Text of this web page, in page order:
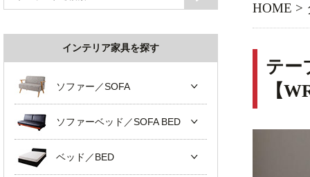
HOME >
テー
【
インテリア家具を探す
ソファー／SOFA
ソファーベッド／SOFA BED
ベッド／BED